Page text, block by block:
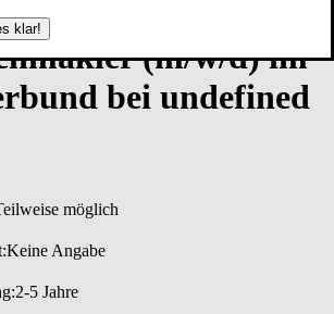
klar!
(m/w/d) im
bei un­de­fi­ned
möglich
Keine Angabe
2-5 Jahre